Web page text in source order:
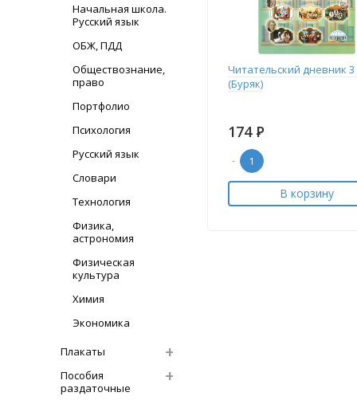
Начальная школа.
Русский язык
ОБЖ, ПДД
Обществознание,
право
Портфолио
Психология
Русский язык
Словари
Технология
Физика,
астрономия
Физическая
культура
Химия
Экономика
Плакаты
Пособия
раздаточные
Читательский дневник 3
(Буряк)
174 Р
-
В корзину